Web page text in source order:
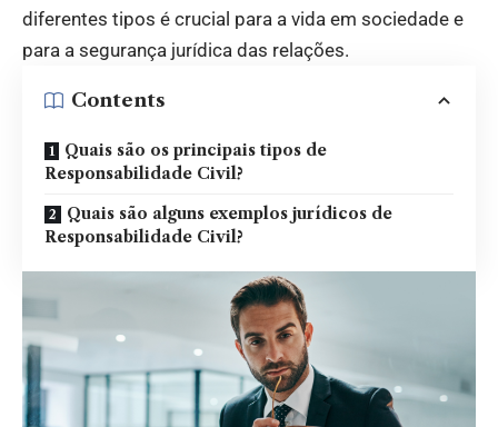
diferentes tipos é crucial para a vida em sociedade e
para a segurança jurídica das relações.
Contents
Quais são os principais tipos de
Responsabilidade Civil?
Quais são alguns exemplos jurídicos de
Responsabilidade Civil?